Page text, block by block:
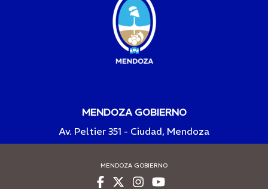
MENDOZA GOBIERNO
Av. Peltier 351 - Ciudad, Mendoza
MENDOZA GOBIERNO